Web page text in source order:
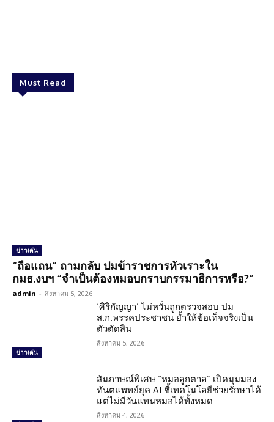
Must Read
ข่าวเด่น
“ถือแถน” ถามกลับ ปมข้าราชการหัวเราะใน
กมธ.งบฯ “จำเป็นต้องหมอบกราบกรรมาธิการหรือ?”
admin - สิงหาคม 5, 2026
ข่าวเด่น
‘ศิริกัญญา’ ไม่หวั่นถูกตรวจสอบ ปม
ส.ก.พรรคประชาชน ย้ำให้ข้อเท็จจริงเป็น
ตัวตัดสิน
สิงหาคม 5, 2026
สัมภาษณ์พิเศษ “หมอลูกตาล” เปิดมุมมอง
ทันตแพทย์ยุค AI ชี้เทคโนโลยีช่วยรักษาได้
แต่ไม่มีวันแทนหมอได้ทั้งหมด
สิงหาคม 4, 2026